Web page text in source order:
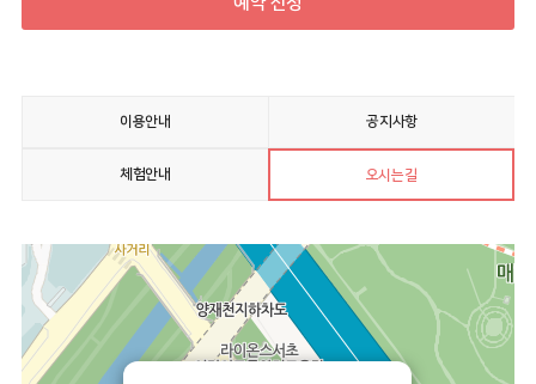
이용안내 공지사항
체험안내 오시는길